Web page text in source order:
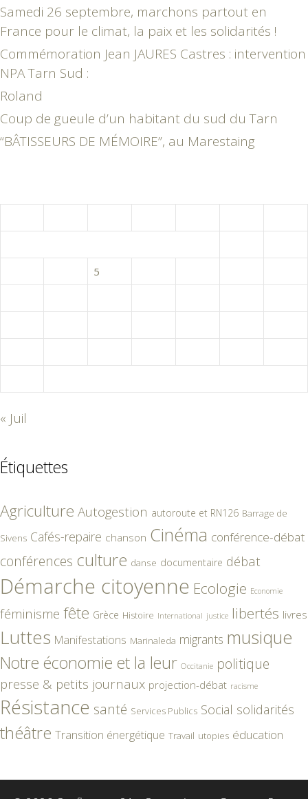
Samedi 26 septembre, marchons partout en
France pour le climat, la paix et les solidarités !
Commémoration Jean JAURES Castres : intervention
NPA Tarn Sud :
Roland
Coup de gueule d’un habitant du sud du Tarn
“BÂTISSEURS DE MÉMOIRE”, au Marestaing
5
« Juil
Étiquettes
Agriculture Autogestion autoroute et RN126 Barrage de
Sivens Cafés-repaire chanson Cinéma conférence-débat
conférences culture danse documentaire débat
Démarche citoyenne Ecologie Economie
féminisme fête Grèce Histoire International justice libertés livres
Luttes Manifestations Marinaleda migrants musique
Notre économie et la leur Occitanie politique
presse & petits journaux projection-débat racisme
Résistance santé Services Publics Social solidarités
théâtre Transition énergétique Travail utopies éducation